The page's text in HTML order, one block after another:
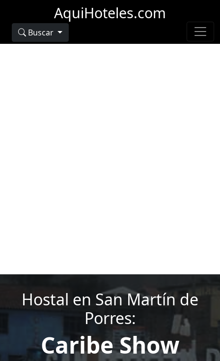
AquiHoteles.com
Buscar
Hostal en San Martín de
Porres:
Caribe Show